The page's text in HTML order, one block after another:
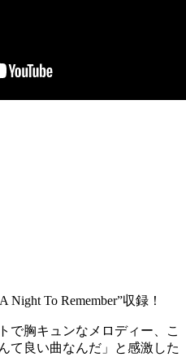
To Remember”収録！
で胸キュンなメロディー、こ
て良い曲なんだ」と感激した